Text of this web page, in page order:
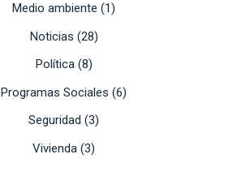
Medio ambiente (1)
Noticias (28)
Política(8)
Programas Sociales (6)
Seguridad (3)
Vivienda (3)